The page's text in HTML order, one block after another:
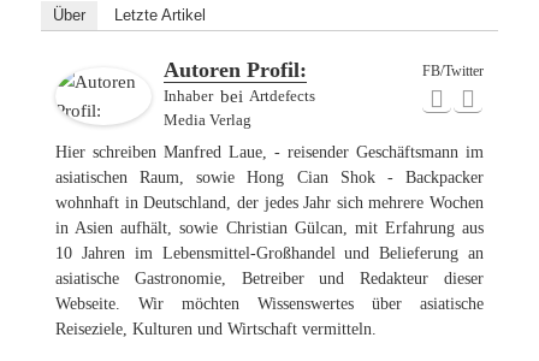
Über Letzte Artikel
FB/Twitter
Autoren Profil:
Inhaberbei Artdefects
Media Verlag
Hier schreiben Manfred Laue, - reisender Geschäftsmann im
asiatischen Raum, sowie Hong Cian Shok - Backpacker
wohnhaft in Deutschland, der jedes Jahr sich mehrere Wochen
in Asien aufhält, sowie Christian Gülcan, mit Erfahrung aus
10 Jahren im Lebensmittel-Großhandel und Belieferung an
asiatische Gastronomie, Betreiber und Redakteur dieser
Webseite. Wir möchten Wissenswertes über asiatische
Reiseziele, Kulturen und Wirtschaft vermitteln.